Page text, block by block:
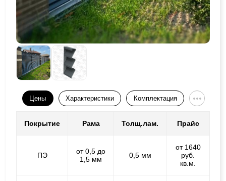
Цены Характеристики Комплектация
Покрытие Рама Толщ.лам. Прайс
ПЭ
от 0,5 до
1,5 мм
0,5 мм
от 1640
руб.
кв.м.